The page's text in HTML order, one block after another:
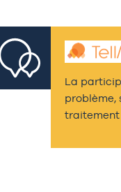
La
problème,
traitement